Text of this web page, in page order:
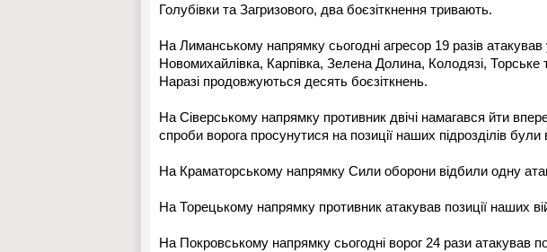
Голубівки та Загризового, два боєзіткнення тривають.
На Лиманському напрямку сьогодні агресор 19 разів атакував
Новомихайлівка, Карпівка, Зелена Долина, Колодязі,
Наразі продовжуються десять боєзіткнень.
На Сіверському напрямку противник двічі намагався йти
спроби ворога просунутися на позиції наших підрозділів були
На Краматорському напрямку Сили оборони відбили одну
На Торецькому напрямку противник атакував позиції наших
На Покровському напрямку сьогодні ворог 24 рази атакував